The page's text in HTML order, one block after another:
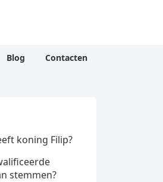
Blog Contacten
koning Filip?
stemmen?